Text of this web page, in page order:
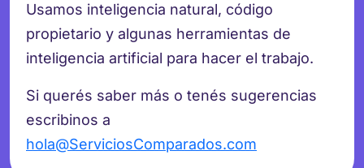
Usamos inteligencia natural, código
propietario y algunas herramientas de
inteligencia artificial para hacer el trabajo.
Si querés saber más o tenés sugerencias
escribinos a
hola@ServiciosComparados.com